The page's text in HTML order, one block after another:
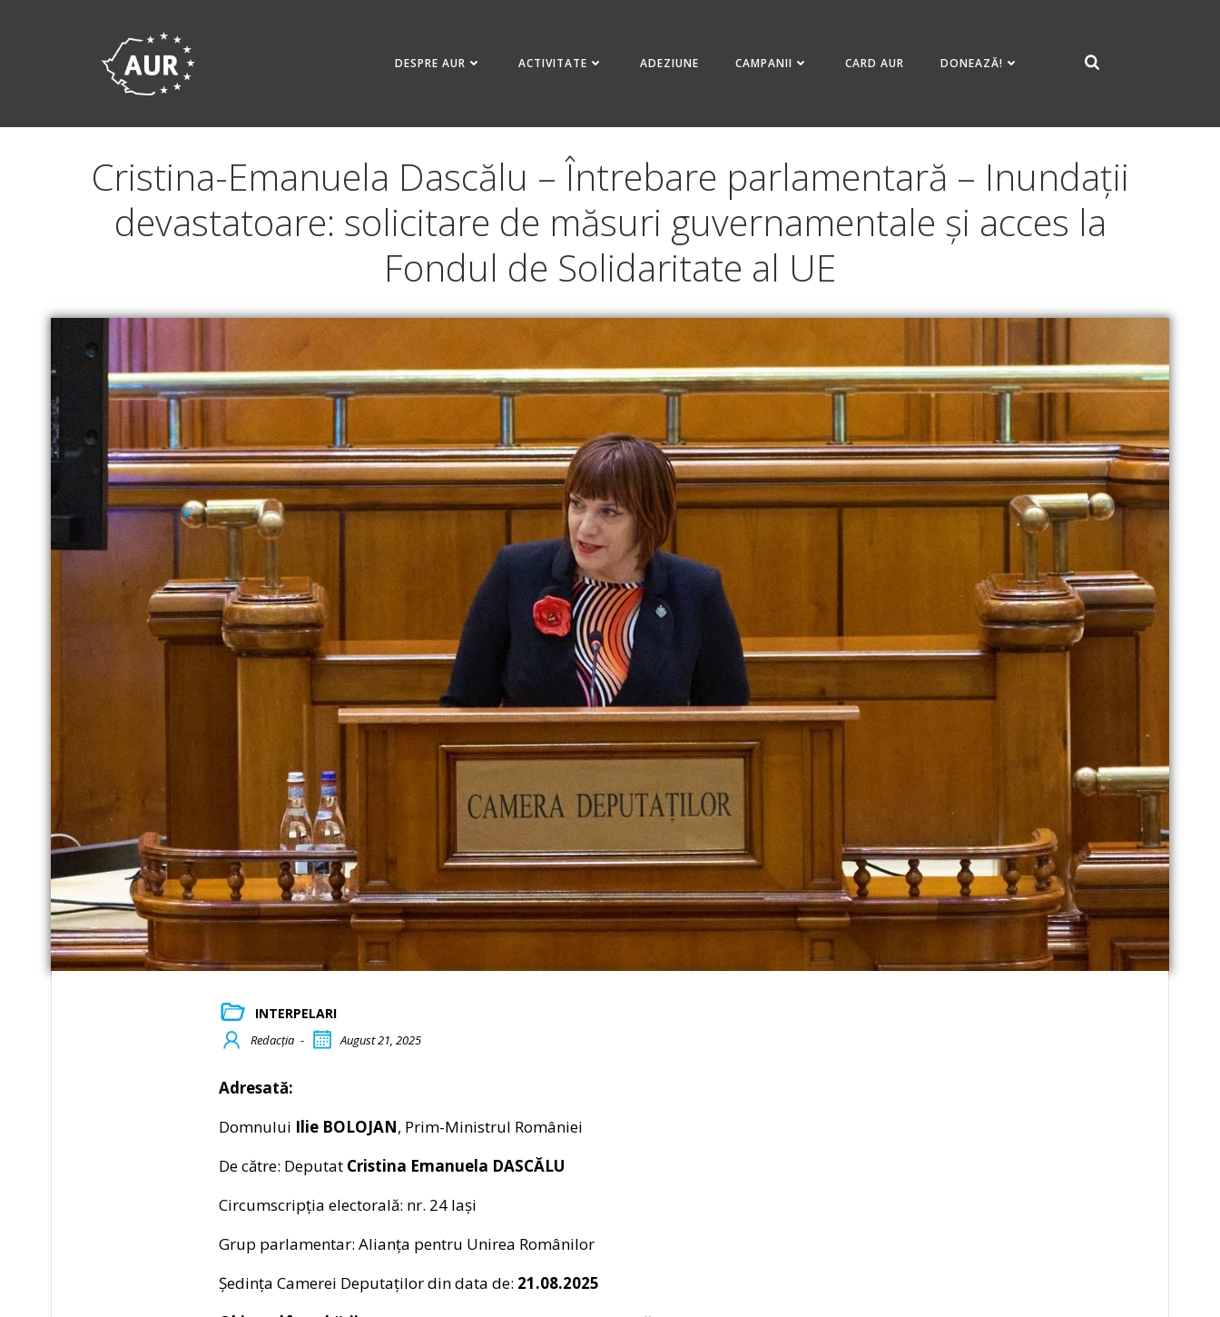
DESPRE AUR ACTIVITATE ADEZIUNE CAMPANII CARD AUR DONEAZĂ!
Cristina-Emanuela Dascălu – Întrebare parlamentară – Inundații
devastatoare: solicitare de măsuri guvernamentale și acces la
Fondul de Solidaritate al UE
INTERPELARI
Redacția - August 21, 2025
Adresată:
Domnului Ilie BOLOJAN, Prim-Ministrul României
De către: Deputat Cristina Emanuela DASCĂLU
Circumscripția electorală: nr. 24 Iași
Grup parlamentar: Alianța pentru Unirea Românilor
Ședința Camerei Deputaților din data de: 21.08.2025